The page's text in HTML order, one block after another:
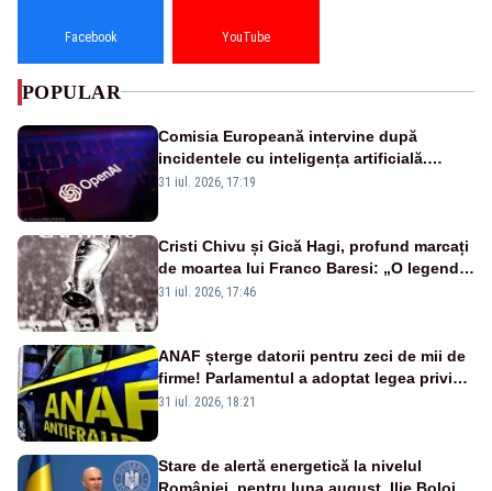
Facebook YouTube
POPULAR
Comisia Europeană intervine după
incidentele cu inteligența artificială.
OpenAI și Anthropic, vizate
31 iul. 2026, 17:19
Cristi Chivu și Gică Hagi, profund marcați
de moartea lui Franco Baresi: „O legendă
a fotbalului mondial”
31 iul. 2026, 17:46
ANAF șterge datorii pentru zeci de mii de
firme! Parlamentul a adoptat legea privind
amnistia fiscală
31 iul. 2026, 18:21
Stare de alertă energetică la nivelul
României, pentru luna august. Ilie Bolojan